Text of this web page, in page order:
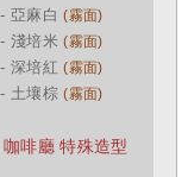
- 亞麻白(霧面)
- 淺培米(霧面)
- 深培紅(霧面)
- 土壤棕(霧面)
啡廳 特殊造型